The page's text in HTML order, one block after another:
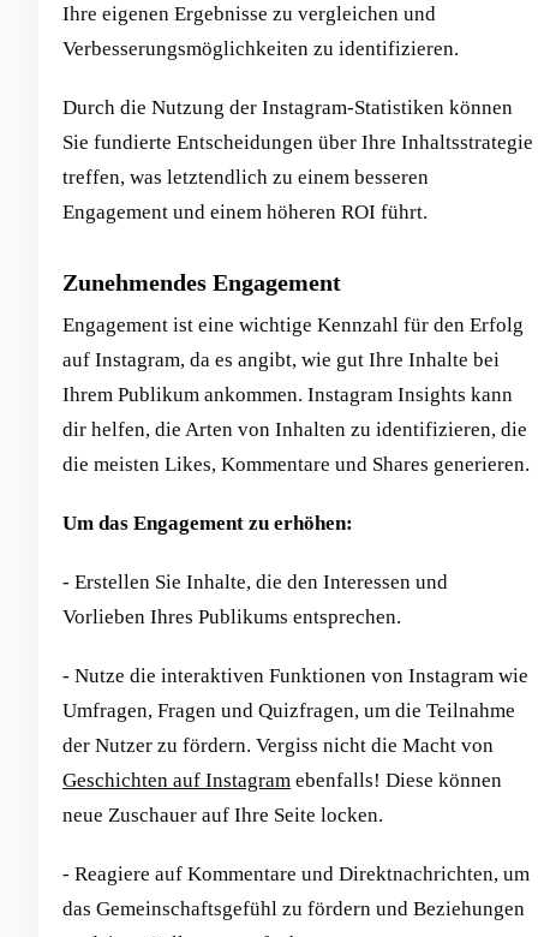
Ihre eigenen Ergebnisse zu vergleichen und
Verbesserungsmöglichkeiten zu identifizieren.
Durch die Nutzung der Instagram-Statistiken können
Sie fundierte Entscheidungen über Ihre Inhaltsstrategie
treffen, was letztendlich zu einem besseren
Engagement und einem höheren ROI führt.
Zunehmendes Engagement
Engagement ist eine wichtige Kennzahl für den Erfolg
auf Instagram, da es angibt, wie gut Ihre Inhalte bei
Ihrem Publikum ankommen. Instagram Insights kann
dir helfen, die Arten von Inhalten zu identifizieren, die
die meisten Likes, Kommentare und Shares generieren.
Um das Engagement zu erhöhen:
- Erstellen Sie Inhalte, die den Interessen und
Vorlieben Ihres Publikums entsprechen.
- Nutze die interaktiven Funktionen von Instagram wie
Umfragen, Fragen und Quizfragen, um die Teilnahme
der Nutzer zu fördern. Vergiss nicht die Macht von
Geschichten auf Instagram ebenfalls! Diese können
neue Zuschauer auf Ihre Seite locken.
- Reagiere auf Kommentare und Direktnachrichten, um
das Gemeinschaftsgefühl zu fördern und Beziehungen